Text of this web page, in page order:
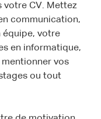
votre CV. Mettez
communication,
équipe, votre
en informatique,
vos
ou tout